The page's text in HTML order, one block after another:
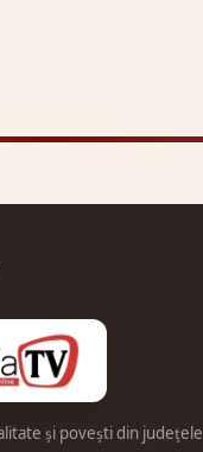
și povești din județele